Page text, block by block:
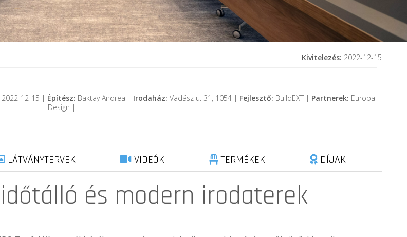
Kivitelezés: 2022-12-15
2022-12-15 | Építész: Baktay Andrea | Irodaház: Vadász u. 31, 1054 | Fejlesztő: BuildEXT | Partnerek: Europa
Design |
LÁTVÁNYTERVEK VIDEÓK TERMÉKEK DÍJAK
és modern irodaterek